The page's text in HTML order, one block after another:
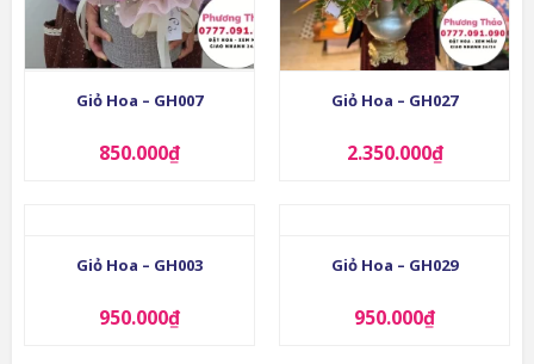
Giỏ Hoa – GH007
850.000₫
Giỏ Hoa – GH027
2.350.000₫
Giỏ Hoa – GH003
950.000₫
Giỏ Hoa – GH029
950.000₫